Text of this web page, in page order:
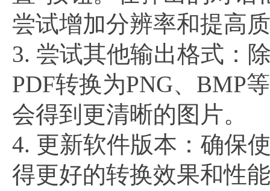
尝试增加分辨率和提高
3. 尝试其他输出格式：
PDF转换为PNG、BMP
会得到更清晰的图片。
4. 更新软件版本：确保
得更好的转换效果和性